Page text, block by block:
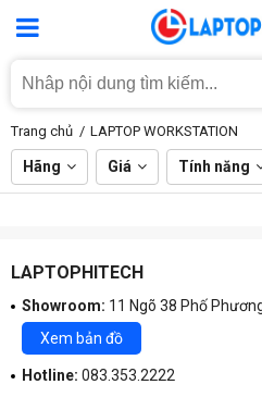
Trang chủ LAPTOP WORKSTATION
Hãng Giá Tính năng
LAPTOPHITECH
Showroom: 11 Ngõ 38 Phố
Xem bản đồ
Hotline: 083.353.2222